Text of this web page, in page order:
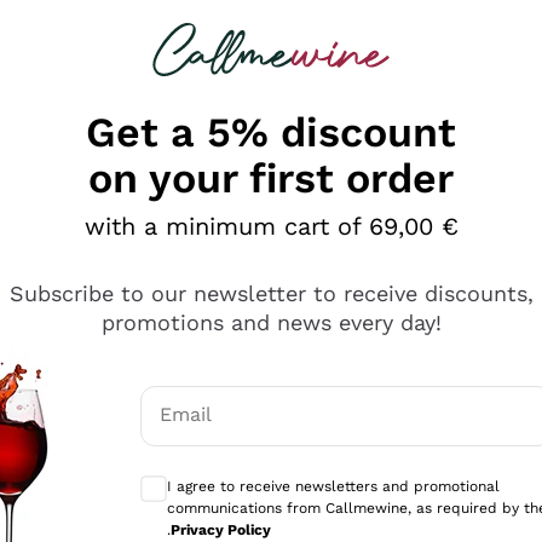
looking for
diversi e con un ampio range di prezzo. Le
Get a 5% discount
on your first order
with a minimum cart of 69,00 €
Subscribe to our newsletter to receive discounts,
promotions and news every day!
Email
I agree to receive newsletters and promotional
communications from Callmewine, as required by
.Privacy Policy